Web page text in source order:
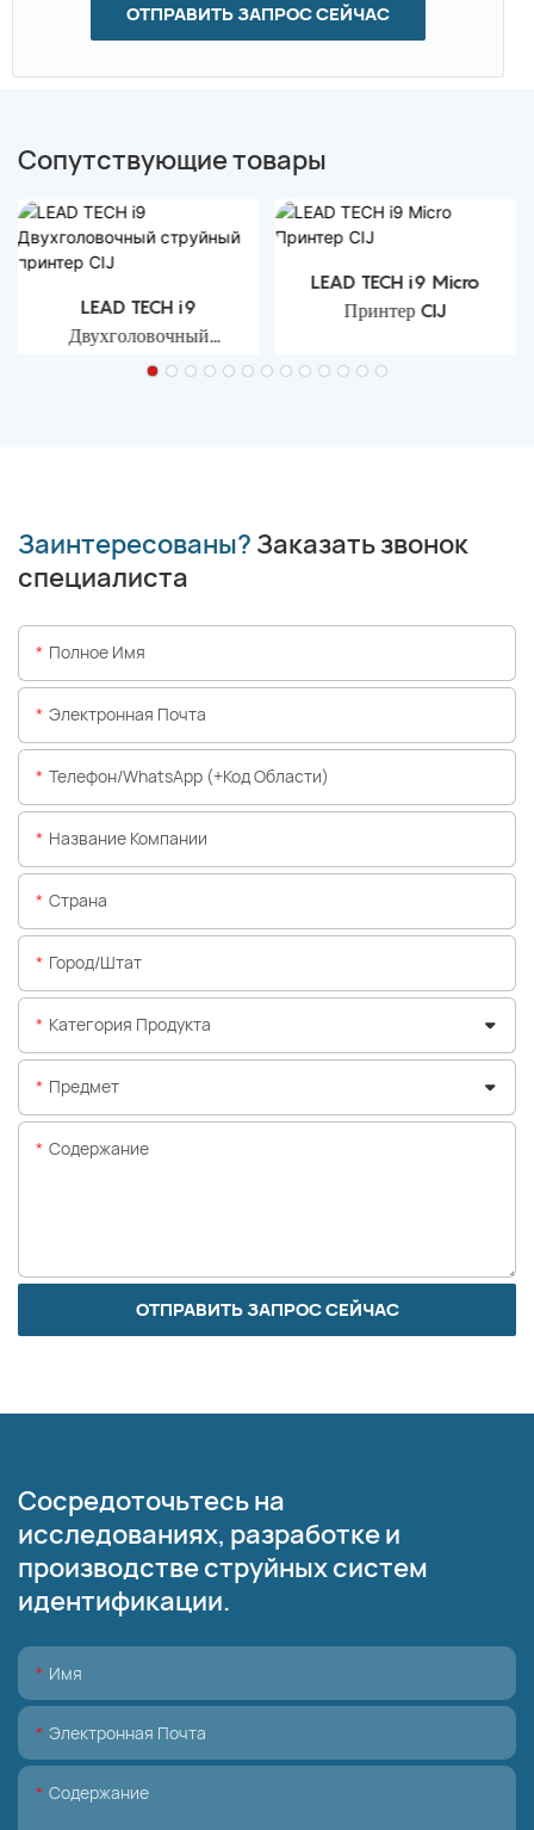
ОТПРАВИТЬ ЗАПРОС СЕЙЧАС
Сопутствующие товары
LEAD TECH i9
Двухголовочный
струйный принтер CIJ
LEAD TECH i9 Micro
Принтер CIJ
Заинтересованы? Заказать звонок
специалиста
Полное Имя
Электронная Почта
Телефон/WhatsApp (+код Области)
Название Компании
Страна
Город/штат
Категория Продукта
Предмет
Содержание
ОТПРАВИТЬ ЗАПРОС СЕЙЧАС
Сосредоточьтесь на
исследованиях, разработке и
производстве струйных систем
идентификации.
Имя
Электронная Почта
Содержание